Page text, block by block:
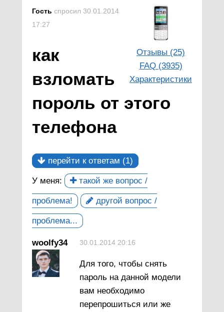
Отзывы (25)
FAQ (3935)
Характеристики
Гость спросил 30.01.2014
17:27
как
взломать
пороль от этого
телефона
перейти к ответам (1)
У меня: такой же вопрос /
проблема! другой вопрос /
проблема...
woolfy34 30.01.2014 20:16
Для того, чтобы снять
пароль на данной модели
вам необходимо
перепрошиться или же